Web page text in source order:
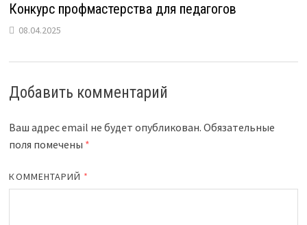
Конкурс профмастерства для педагогов
08.04.2025
Добавить комментарий
Ваш адрес email не будет опубликован. Обязательные
поля помечены *
КОММЕНТАРИЙ *